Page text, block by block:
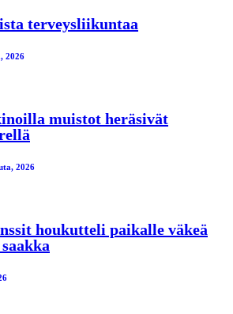
terveysliikuntaa
2026
muistot heräsivät
2026
houkutteli paikalle väkeä